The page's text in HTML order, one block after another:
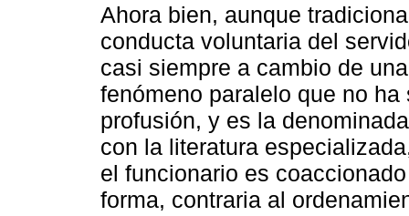
Ahora bien, aunque
conducta voluntaria del
casi siempre a cambio de
fenómeno paralelo que no
profusión, y es la
con la literatura
el funcionario es
forma, contraria al